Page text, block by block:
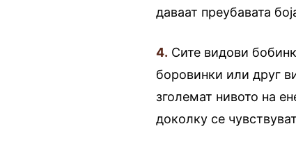
даваат преубавата
4. Сите видови
боровинки или друг
зголемат нивото на
доколку се